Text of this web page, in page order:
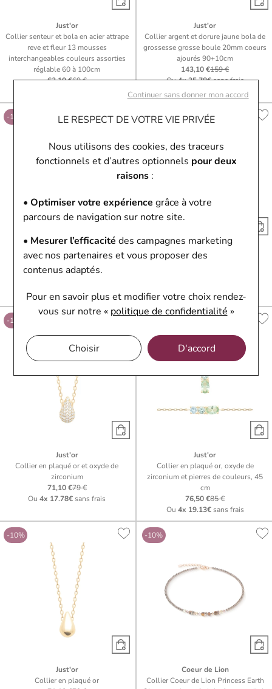
Continuer sans donner mon accord
LE RESPECT DE VOTRE VIE PRIVÉE
Nous utilisons des cookies, des traceurs
fonctionnels et d’autres optionnels pour deux
raisons:
• Optimiser votre expérience grâce à votre
parcours de navigation sur notre site.
• Mesurer l’efficacité des campagnes marketing
avec nos partenaires et vous proposer des
contenus adaptés.
Pour en savoir plus et modifier votre choix rendez-
vous sur notre « politique de confidentialité »
Choisir D'accord
Just'or
Collier senteur et bola en acier attrape
reve et fleur 13 mousses
interchangeables couleurs assorties
réglable 60 à 100cm
62,10 €69 €
Just'or
Collier argent et dorure jaune bola de
grossesse grosse boule 20mm coeurs
ajourés 90+10cm
143,10 €159 €
Ou4x35.78€sans frais
-10%
Just'or
Collier coeur en argent rhodié et
oxydes de zirconium
Ou4x 20.03€sans frais
-10%
Just'or
Collier en plaqué or et oxyde de
Ou4x 24.53€ sans frais
-10%
Just'or
Collier en plaqué or et oxyde de
zirconium
71,10 €79 €
Ou4x 17.78€sans frais
Just'or
Collier en plaqué or, oxyde de
zirconium et pierres de couleurs, 45
cm
76,50 €85 €
Ou 4x 19.13€sans frais
-10%
Just'or
Collier en plaqué or
-10%
Coeur de Lion
Collier Coeur de Lion Princess Earth